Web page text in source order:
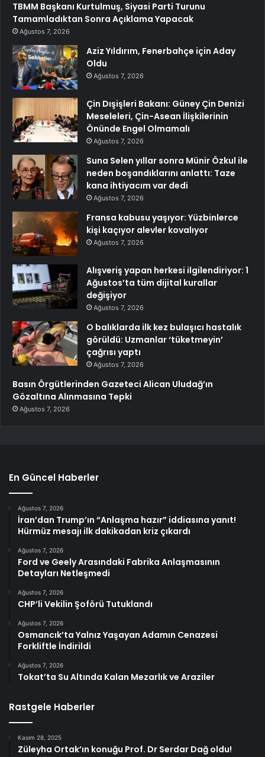
TBMM Başkanı Kurtulmuş, Siyasi Parti Turunu
Tamamladıktan Sonra Açıklama Yapacak
Ağustos 7, 2026
Aziz Yıldırım, Fenerbahçe için Aday
Oldu
Ağustos 7, 2026
Çin Dışişleri Bakanı: Güney Çin Denizi
Meseleleri, Çin-Asean İlişkilerinin
Önünde Engel Olmamalı
Ağustos 7, 2026
Suna Selen yıllar sonra Münir Özkul ile
neden boşandıklarını anlattı: Taze
kana ihtiyacım var dedi
Ağustos 7, 2026
Fransa kabusu yaşıyor: Yüzbinlerce
kişi kaçıyor alevler kovalıyor
Ağustos 7, 2026
Alışveriş yapan herkesi ilgilendiriyor: 1
Ağustos’ta tüm dijital kurallar
değişiyor
Ağustos 7, 2026
O balıklarda ilk kez bulaşıcı hastalık
görüldü: Uzmanlar ‘tüketmeyin’
çağrısı yaptı
Ağustos 7, 2026
Basın Örgütlerinden Gazeteci Alican Uludağ’ın
Gözaltına Alınmasına Tepki
Ağustos 7, 2026
En Güncel Haberler
Ağustos 7, 2026
İran’dan Trump’ın “Anlaşma hazır” iddiasına yanıt!
Hürmüz mesajı ilk dakikadan kriz çıkardı
Ağustos 7, 2026
Ford ve Geely Arasındaki Fabrika Anlaşmasının
Detayları Netleşmedi
Ağustos 7, 2026
CHP’li Vekilin Şoförü Tutuklandı
Ağustos 7, 2026
Osmancık’ta Yalnız Yaşayan Adamın Cenazesi
Forkliftle İndirildi
Ağustos 7, 2026
Tokat’ta Su Altında Kalan Mezarlık ve Araziler
Rastgele Haberler
Kasım 28, 2025
Züleyha Ortak’ın konuğu Prof. Dr Serdar Dağ oldu!